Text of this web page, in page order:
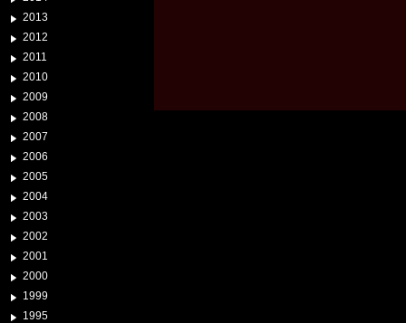
2013
2012
2011
2010
2009
2008
2007
2006
2005
2004
2003
2002
2001
2000
1999
1995